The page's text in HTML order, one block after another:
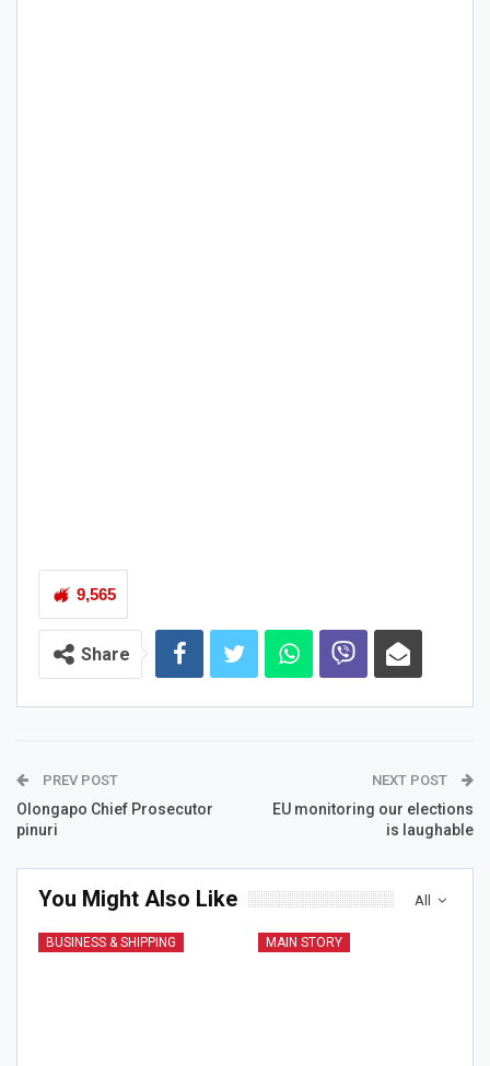
9,565
Share
PREV POST
Olongapo Chief Prosecutor
pinuri
NEXT POST
EU monitoring our elections
is laughable
All
You Might Also Like
BUSINESS & SHIPPING MAIN STORY